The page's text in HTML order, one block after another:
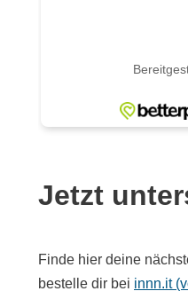
Jetzt
Finde hier deine
bestelle dir bei innn.it